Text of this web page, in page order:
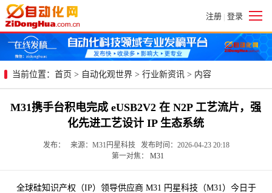
注册 | 登录
当前位置： 首页 > 自动化观世界 > 行业新资讯 > 内容
M31携手台积电完成 eUSB2V2 在 N2P 工艺流片，强
化先进工艺设计 IP 生态系统
发布： 来源：M31円星科技 发布时间：2026-04-23 20:18
第一对焦： M31
全球硅知识产权（IP）领导供应商 M31 円星科技（M31）今日于